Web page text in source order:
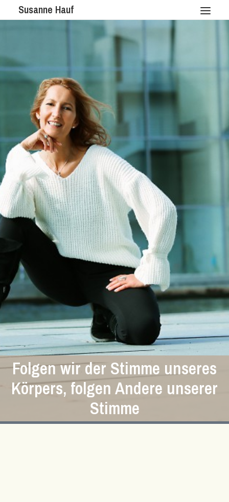
Susanne Hauf
MEIN ANGEBOT
ÜBER MICH
REFERENZEN
KONTAKT
Folgen wir der Stimme unseres
Körpers, folgen Andere unserer
Stimme